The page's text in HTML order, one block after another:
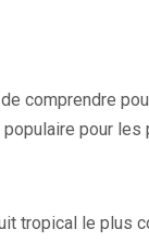
comprendre
pour
tropical le plus